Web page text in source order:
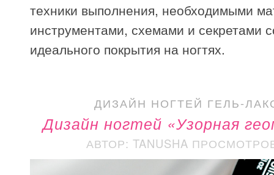
техники выполнения, необходимыми
инструментами, схемами и секретами
идеального покрытия на ногтях.
ДИЗАЙН НОГТЕЙ ГЕЛЬ-
Дизайн ногтей «Узорная
АВТОР: TANUSHA